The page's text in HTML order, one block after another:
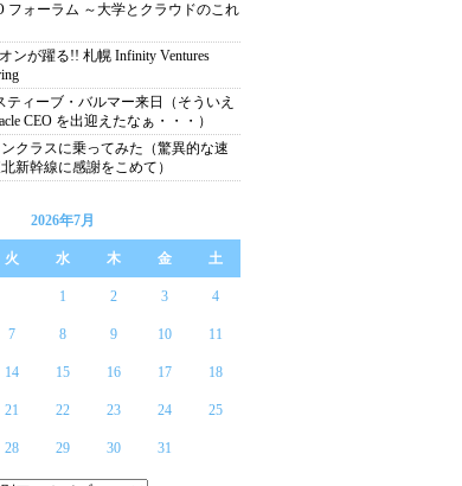
フォーラム ～大学とクラウドのこれ
ンが躍る!! 札幌 Infinity Ventures
ティーブ・バルマー来日（そういえ
CEO を出迎えたなぁ・・・）
クラスに乗ってみた（驚異的な速
新幹線に感謝をこめて）
2026年7月
火 水 木 金 土
1 2 3 4
7 8 9 10 11
14 15 16 17 18
21 22 23 24 25
28 29 30 31